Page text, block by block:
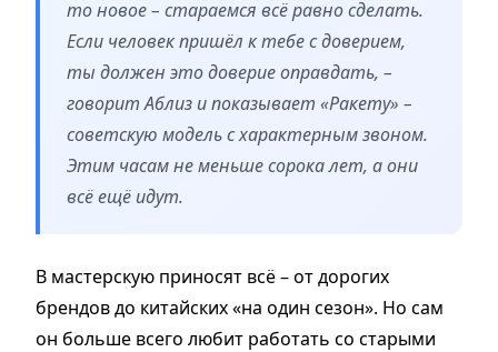
то новое – стараемся всё равно сделать.
Если человек пришёл к тебе с доверием,
ты должен это доверие оправдать, –
говорит Аблиз и показывает «Ракету» –
советскую модель с характерным звоном.
Этим часам не меньше сорока лет, а они
всё ещё идут.
В мастерскую приносят всё – от дорогих
брендов до китайских «на один сезон». Но сам
он больше всего любит работать со старыми